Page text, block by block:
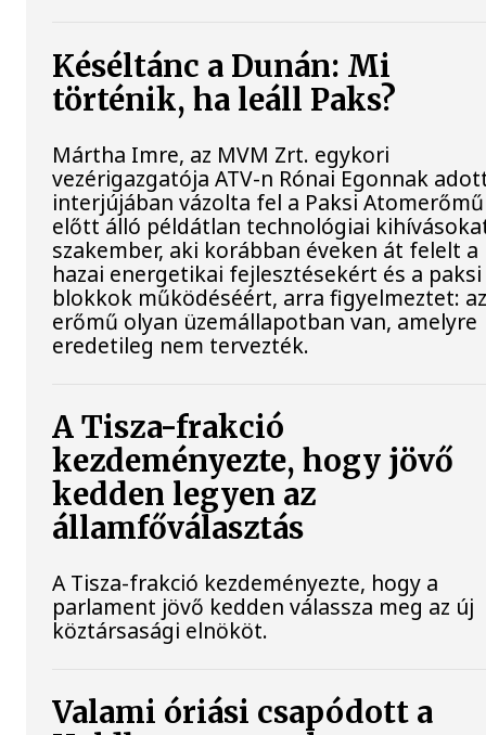
Késéltánc a Dunán: Mi
történik, ha leáll Paks?
Mártha Imre, az MVM Zrt. egykori
vezérigazgatója ATV-n Rónai Egonnak
interjújában vázolta fel a Paksi Atomerőmű
előtt álló példátlan technológiai
szakember, aki korábban éveken át felelt a
hazai energetikai fejlesztésekért és a paksi
blokkok működéséért, arra figyelmeztet:
erőmű olyan üzemállapotban van, amelyre
eredetileg nem tervezték.
A Tisza-frakció
kezdeményezte, hogy jövő
kedden legyen az
államfőválasztás
A Tisza-frakció kezdeményezte, hogy a
parlament jövő kedden válassza meg az új
köztársasági elnököt.
Valami óriási csapódott a